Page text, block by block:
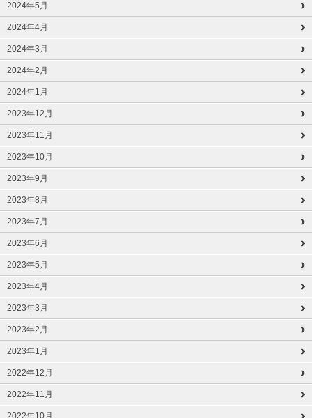
2024年5月
2024年4月
2024年3月
2024年2月
2024年1月
2023年12月
2023年11月
2023年10月
2023年9月
2023年8月
2023年7月
2023年6月
2023年5月
2023年4月
2023年3月
2023年2月
2023年1月
2022年12月
2022年11月
2022年10月